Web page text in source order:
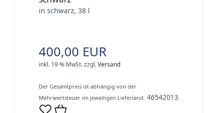
in schwarz, 38 l
400,00 EUR
inkl. 19 % MwSt.zzgl.Versand
Der Gesamtpreis ist abhängig von der
Mehrwertsteuer im jeweiligen Lieferland. 46542013